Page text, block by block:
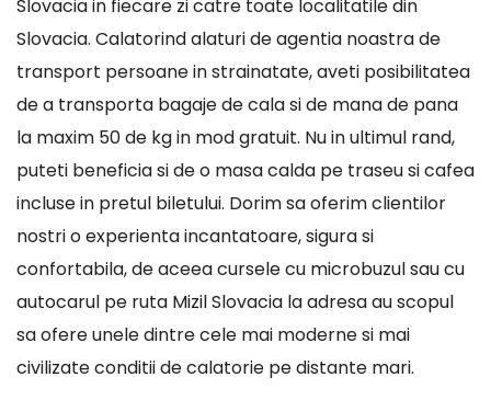
Slovacia in fiecare zi catre toate localitatile din
Slovacia. Calatorind alaturi de agentia noastra de
transport persoane in strainatate, aveti posibilitatea
de a transporta bagaje de cala si de mana de pana
la maxim 50 de kg in mod gratuit. Nu in ultimul rand,
puteti beneficia si de o masa calda pe traseu si cafea
incluse in pretul biletului. Dorim sa oferim clientilor
nostri o experienta incantatoare, sigura si
confortabila, de aceea cursele cu microbuzul sau cu
autocarul pe ruta Mizil Slovacia la adresa au scopul
sa ofere unele dintre cele mai moderne si mai
civilizate conditii de calatorie pe distante mari.